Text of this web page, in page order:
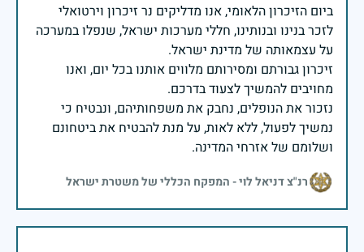
ביום הזיכרון הלאומי, אנו מדליקים נר זיכרון וירטואלי
לזכר בנינו ובנותינו, חללי מערכות ישראל, שנפלו במערכה
זיכרון גבורתם ומסירותם מלווים אותנו בכל יום, ואנו
נזכור את הנופלים, נחבק את משפחותיהם, ונבטיח כי
נמשיך לפעול, ללא לאות, על מנת להבטיח את ביטחונם
ושלומם של אזרחי המדינה.
רנ"צ דניאל לוי - המפקח הכללי של משטרת ישראל